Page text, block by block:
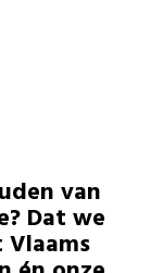
van
Dat we